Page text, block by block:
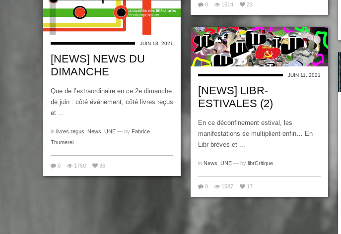
0 1514 23
JUIN 13, 2021
[NEWS] NEWS DU
DIMANCHE
Que de l’extraordinaire en ce 2e dimanche
de juin : côté événement, côté livres reçus
et ...
in livres reçus News UNE — by Fabrice
Thumerel
0 1750 36
JUIN 11, 2021
[NEWS] LIBR-
ESTIVALES (2)
En ce déconfinement estival, les
manifestations se multiplient enfin… En
Libr-brèves et ...
in News, UNE — by librCritique
0 1587 17